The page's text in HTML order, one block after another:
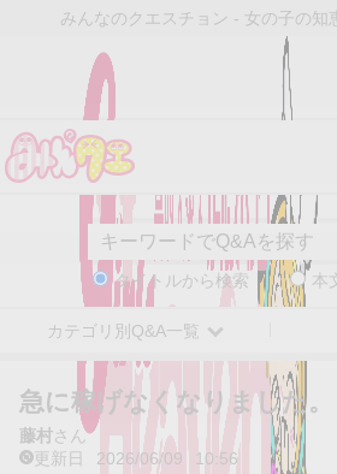
みんなのクエスチョン - 女の子の知
タイトルから検索 本
カテゴリ別Q&A一覧
急に稼げなくなりました。
藤村さん
更新日
2026/06/09 10:56